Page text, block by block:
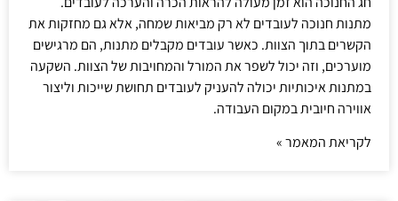
מתנות חנוכה לעובדים לא רק מביאות שמחה, אלא גם מחזקות את
הקשרים בתוך הצוות. כאשר עובדים מקבלים מתנות, הם מרגישים
מוערכים, וזה יכול לשפר את המורל והמחויבות של הצוות. השקעה
במתנות איכותיות יכולה להעניק לעובדים תחושת שייכות וליצור
אווירה חיובית במקום העבודה.
לקריאת המאמר »